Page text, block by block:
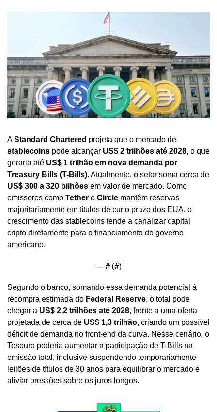
A Standard Chartered
stablecoins pode alcançar US$ 2 trilhões até 2028, o que
geraria até US$ 1 trilhão em nova demanda por
Treasury Bills (T-Bills)
US$ 300 a 320 bilhões em valor de mercado. Como
emissores como Tether e Circle mantêm reservas
majoritariamente em títulos de curto prazo dos EUA, o
crescimento das stablecoins tende a canalizar capital
cripto diretamente para o financiamento do governo
americano.
— # (#)
Segundo o banco, somando essa demanda potencial à
recompra estimada do Federal Reserve, o total pode
chegar a US$ 2,2 trilhões até 2028, frente a uma oferta
projetada de cerca de US$ 1,3 trilhão, criando um possível
déficit de demanda no front-end da curva. Nesse cenário, o
Tesouro poderia aumentar a participação de T-Bills na
emissão total, inclusive suspendendo temporariamente
leilões de títulos de 30 anos para equilibrar o mercado e
aliviar pressões sobre os juros longos.